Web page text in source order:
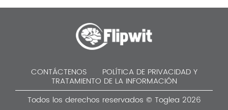
CONTÁCTENOS POLÍTICA DE PRIVACIDAD Y
TRATAMIENTO DE LA INFORMACIÓN
Todos los derechos reservados © Toglea 2026